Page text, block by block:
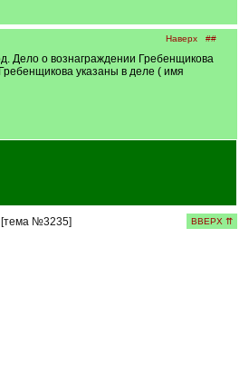
Наверх ##
о вознаграждении Гребенщикова
указаны в деле ( имя
[тема №3235] ВВЕРХ ⇈